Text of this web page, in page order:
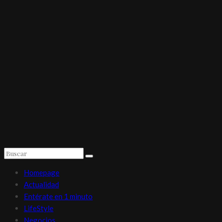
Homepage
Actualidad
Entérate en 1 minuto
LifeStyle